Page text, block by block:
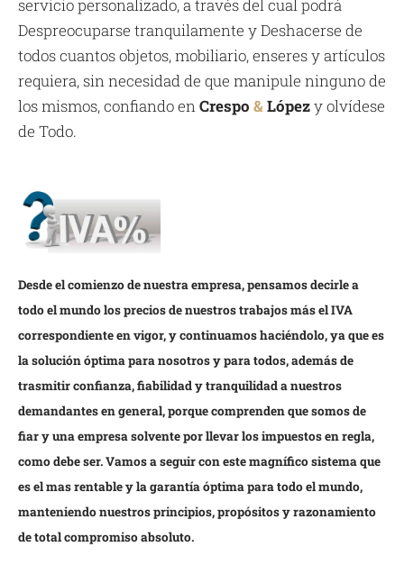
servicio personalizado, a través del cual podrá
Despreocuparse tranquilamente y Deshacerse de
todos cuantos objetos, mobiliario, enseres y artículos
requiera, sin necesidad de que manipule ninguno de
los mismos, confiando en Crespo & Lópezy olvídese
de Todo.
Desde el comienzo de nuestra empresa, pensamos decirle a
todo el mundo los precios de nuestros trabajos más el IVA
correspondiente en vigor, y continuamos haciéndolo, ya que es
la solución óptima para nosotros y para todos, además de
trasmitir confianza, fiabilidad y tranquilidad a nuestros
demandantes en general, porque comprenden que somos de
fiar y una empresa solvente por llevar los impuestos en regla,
como debe ser. Vamos a seguir con este magnífico sistema que
es el mas rentable y la garantía óptima para todo el mundo,
manteniendo nuestros principios, propósitos y razonamiento
de total compromiso absoluto.